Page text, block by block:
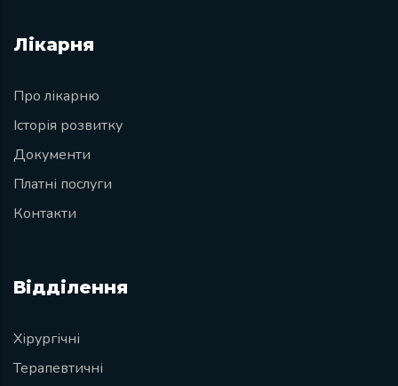
Лікарня
Про лікарню
Історія розвитку
Документи
Платні послуги
Контакти
Відділення
Хірургічні
Терапевтичні